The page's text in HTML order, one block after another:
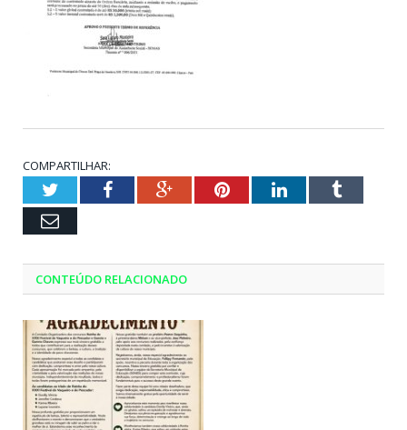
COMPARTILHAR:
TwitterFacebookGoogle+PinterestLinkedInTumblr
Email
CONTEÚDO RELACIONADO